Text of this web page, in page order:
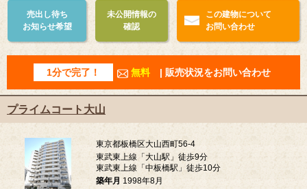
売出し待ち
お知らせ希望
未公開情報の
確認
この建物について
お問い合わせ
1分で完了！ 無料 | 販売状況をお問い合わせ
プライムコート大山
東京都板橋区大山西町56-4
東武東上線「大山駅」徒歩9分
東武東上線「中板橋駅」徒歩10分
築年月 1998年8月